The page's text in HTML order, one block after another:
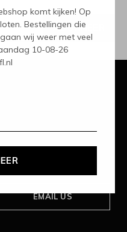
komt kijken! Op
Bestellingen die
wij weer met veel
10-08-26
ABONNEER
EMAIL US